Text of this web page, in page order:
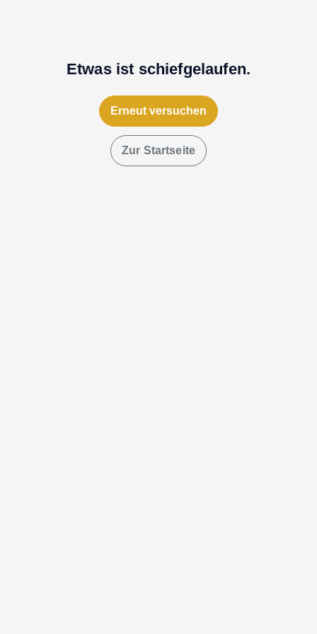
Etwas ist schiefgelaufen.
Erneut versuchen
Zur Startseite